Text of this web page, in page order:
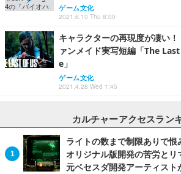
ゲーム文化
2021.6.10 Thu 8:00
キャラクターの再現度が凄い
ァンメイド実写短編「The
e」
ゲーム文化
2021.4.28 Wed 1:45
カルチャーアクセスラン
ライトの数まで制限ありで
オリジナル版開発の苦労とリ
元ベセスダ開発アーティスト